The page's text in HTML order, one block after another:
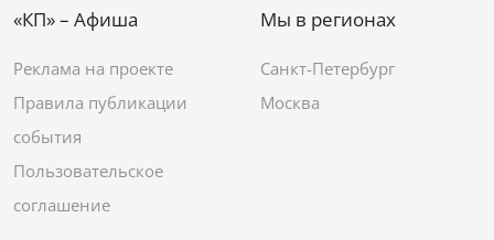
«КП» – Афиша
Реклама на проекте
Правила публикации
события
Пользовательское
соглашение
Мы в регионах
Санкт-Петербург
Москва